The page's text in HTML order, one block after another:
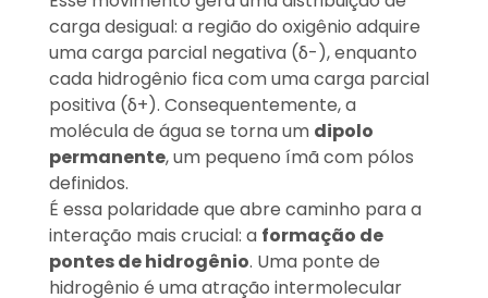
carga desigual: a região do oxigênio adquire
uma carga parcial negativa (δ-), enquanto
cada hidrogênio fica com uma carga parcial
positiva (δ+). Consequentemente, a
molécula de água se torna um dipolo
permanente, um pequeno ímã com pólos
definidos.
É essa polaridade que abre caminho para a
interação mais crucial: a formação de
pontes de hidrogênio. Uma ponte de
hidrogênio é uma atração intermolecular